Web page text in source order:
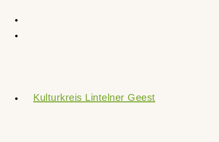
Kulturkreis Lintelner Geest